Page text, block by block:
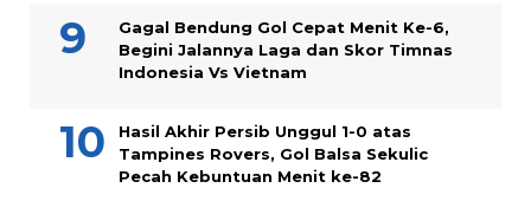
Gagal Bendung Gol Cepat Menit Ke-6,
Begini Jalannya Laga dan Skor Timnas
Indonesia Vs Vietnam
Hasil Akhir Persib Unggul 1-0 atas
Tampines Rovers, Gol Balsa Sekulic
Pecah Kebuntuan Menit ke-82